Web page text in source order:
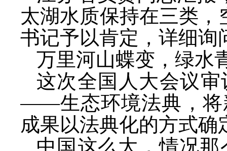
太湖水质保持在三类，
书记予以肯定，详细询
万里河山蝶变，绿水
这次全国人大会议
——生态环境法典，将
成果以法典化的方式确
中国这么大，情况